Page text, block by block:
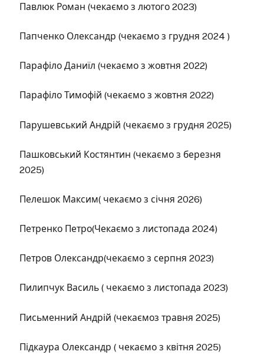
Павлюк Роман (чекаємо з лютого 2023)
Папченко Олександр (чекаємо з грудня 2024 )
Парафіло Даниїл (чекаємо з жовтня 2022)
Парафіло Тимофій (чекаємо з жовтня 2022)
Парушевський Андрій (чекаємо з грудня 2025)
Пашковський Костянтин (чекаємо з березня
2025)
Пелешок Максим( чекаємо з січня 2026)
Петренко Петро(Чекаємо з листопада 2024)
Петров Олександр(чекаємо з серпня 2023)
Пилипчук Василь ( чекаємо з листопада 2023)
Письменний Андрій (чекаємоз травня 2025)
Підкаура Олександр ( чекаємо з квітня 2025)